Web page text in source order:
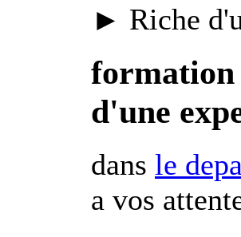
► Riche
formation
d'une
dans le
a vos